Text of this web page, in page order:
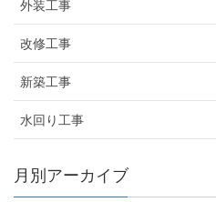
外装工事
改修工事
新築工事
水回り工事
月別アーカイブ